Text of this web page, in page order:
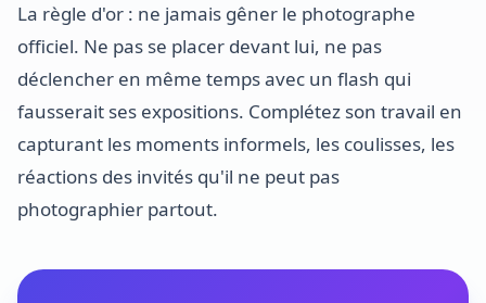
La règle d'or : ne jamais gêner le photographe
officiel. Ne pas se placer devant lui, ne pas
déclencher en même temps avec un flash qui
fausserait ses expositions. Complétez son travail en
capturant les moments informels, les coulisses, les
réactions des invités qu'il ne peut pas
photographier partout.